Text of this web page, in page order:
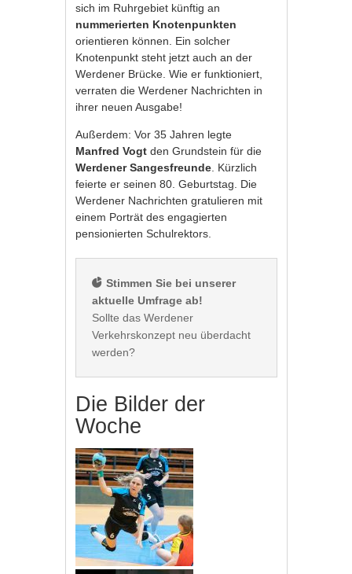
sich im Ruhrgebiet künftig an
nummerierten Knotenpunkten
orientieren können. Ein solcher
Knotenpunkt steht jetzt auch an der
Werdener Brücke. Wie er funktioniert,
verraten die Werdener Nachrichten in
ihrer neuen Ausgabe!
Außerdem: Vor 35 Jahren legte
Manfred Vogt den Grundstein für die
Werdener Sangesfreunde . Kürzlich
feierte er seinen 80. Geburtstag. Die
Werdener Nachrichten gratulieren mit
einem Porträt des engagierten
pensionierten Schulrektors.
Stimmen Sie bei unserer
aktuelle Umfrage ab!
Sollte das Werdener
Verkehrskonzept neu überdacht
Die Bilder der
Woche